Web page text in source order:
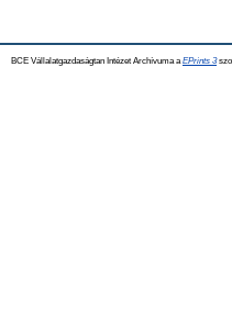
BCE Vállalatgazdaságtan Intézet Archívuma a EPrints 3